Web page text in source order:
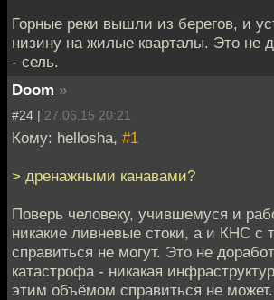
Горные реки вышли из берегов, и
низину на жилые кварталы. Это не
- сель.
Doom »
#24 | 27.06.15 20:21
Кому: hellosha, #1
> дренажными канавами?
Поверь человеку, учившемуся и
никакие ливневые стоки, а и КНС с
справиться не могут. Это не
катастрофа - никакая
этим объёмом справиться не может.